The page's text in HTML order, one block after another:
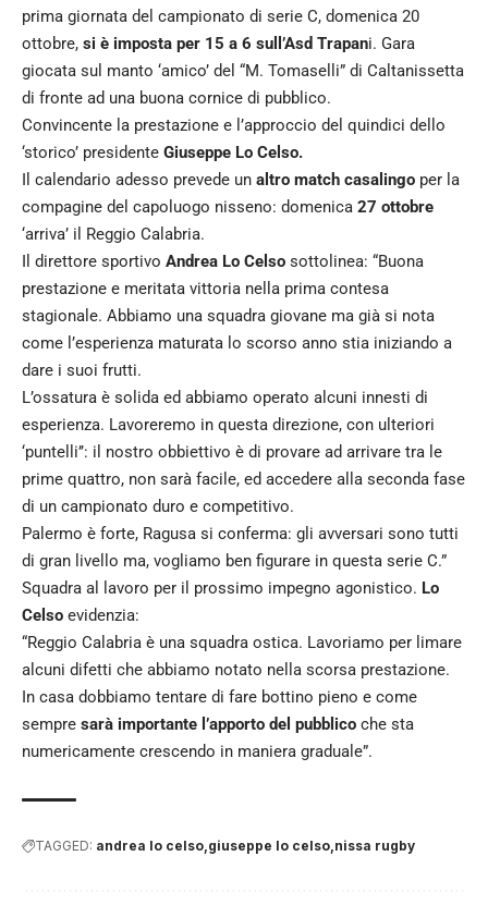
prima giornata del campionato di serie C, domenica 20
ottobre, si è imposta per 15 a 6 sull’Asd Trapani. Gara
giocata sul manto ‘amico’ del “M. Tomaselli” di Caltanissetta
di fronte ad una buona cornice di pubblico.
Convincente la prestazione e l’approccio del quindici dello
‘storico’ presidente Giuseppe Lo Celso.
Il calendario adesso prevede un altro match casalingo per la
compagine del capoluogo nisseno: domenica 27 ottobre
‘arriva’ il Reggio Calabria.
Il direttore sportivo Andrea Lo Celso sottolinea: “Buona
prestazione e meritata vittoria nella prima contesa
stagionale. Abbiamo una squadra giovane ma già si nota
come l’esperienza maturata lo scorso anno stia iniziando a
dare i suoi frutti.
L’ossatura è solida ed abbiamo operato alcuni innesti di
esperienza. Lavoreremo in questa direzione, con ulteriori
‘puntelli’’: il nostro obbiettivo è di provare ad arrivare tra le
prime quattro, non sarà facile, ed accedere alla seconda fase
di un campionato duro e competitivo.
Palermo è forte, Ragusa si conferma: gli avversari sono tutti
di gran livello ma, vogliamo ben figurare in questa serie C.”
Squadra al lavoro per il prossimo impegno agonistico. Lo
Celso evidenzia:
“Reggio Calabria è una squadra ostica. Lavoriamo per limare
alcuni difetti che abbiamo notato nella scorsa prestazione.
In casa dobbiamo tentare di fare bottino pieno e come
sempre sarà importante l’apporto del pubblico che sta
numericamente crescendo in maniera graduale”.
TAGGED: andrea lo celso giuseppe lo celso nissa rugby